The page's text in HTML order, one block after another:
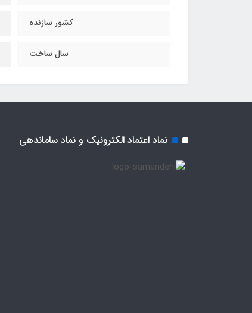
کشور سازنده
سال ساخت
نماد اعتماد الکترونیک و نماد ساماندهی